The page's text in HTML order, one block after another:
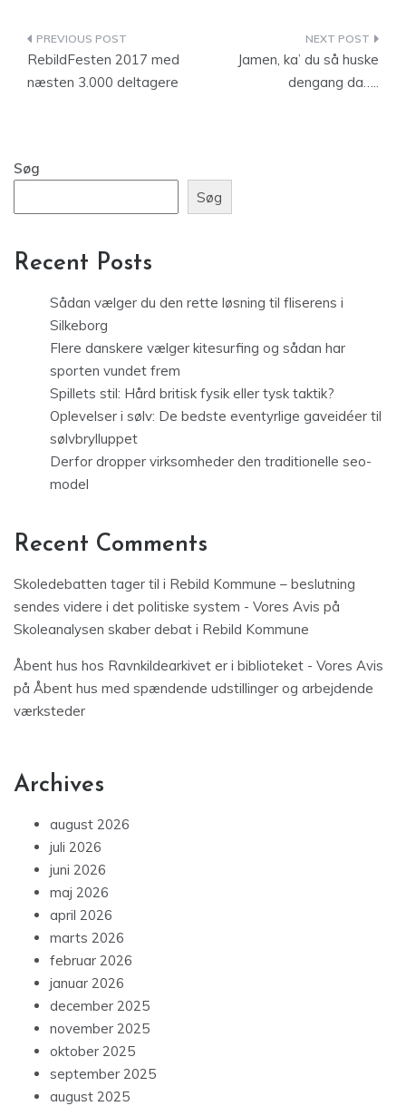
Indlægsnavigation
RebildFesten 2017 med
næsten 3.000 deltagere
Jamen, ka’ du så huske
dengang da…..
Søg
Søg
Recent Posts
Sådan vælger du den rette løsning til fliserens i
Silkeborg
Flere danskere vælger kitesurfing og sådan har
sporten vundet frem
Spillets stil: Hård britisk fysik eller tysk taktik?
Oplevelser i sølv: De bedste eventyrlige gaveidéer til
sølvbrylluppet
Derfor dropper virksomheder den traditionelle seo-
model
Recent Comments
Skoledebatten tager til i Rebild Kommune – beslutning
sendes videre i det politiske system - Vores Avis på
Skoleanalysen skaber debat i Rebild Kommune
Åbent hus hos Ravnkildearkivet er i biblioteket - Vores Avis
på Åbent hus med spændende udstillinger og arbejdende
værksteder
Archives
august 2026
juli 2026
juni 2026
maj 2026
april 2026
marts 2026
februar 2026
januar 2026
december 2025
november 2025
oktober 2025
september 2025
august 2025